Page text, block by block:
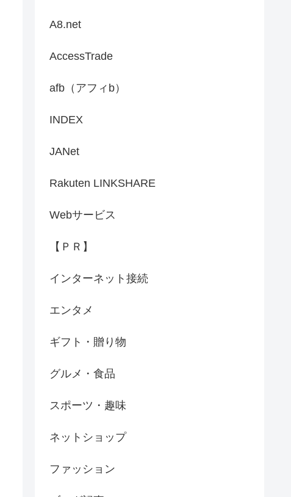
A8.net
AccessTrade
afb（アフィb）
INDEX
JANet
Rakuten LINKSHARE
Webサービス
【ＰＲ】
インターネット接続
エンタメ
ギフト・贈り物
グルメ・食品
スポーツ・趣味
ネットショップ
ファッション